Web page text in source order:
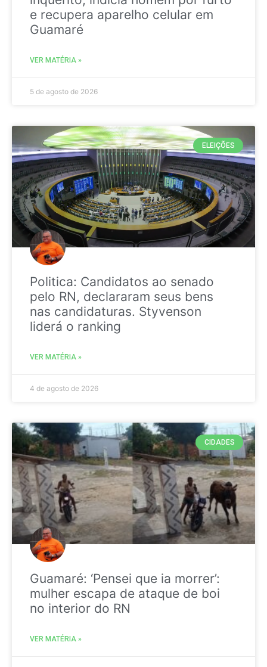
e recupera aparelho celular em
Guamaré
VER MATÉRIA »
5 de agosto de 2026
ELEIÇÕES
Politica: Candidatos ao senado
pelo RN, declararam seus bens
nas candidaturas. Styvenson
liderá o ranking
VER MATÉRIA »
4 de agosto de 2026
CIDADES
Guamaré: ‘Pensei que ia morrer’:
mulher escapa de ataque de boi
no interior do RN
VER MATÉRIA »